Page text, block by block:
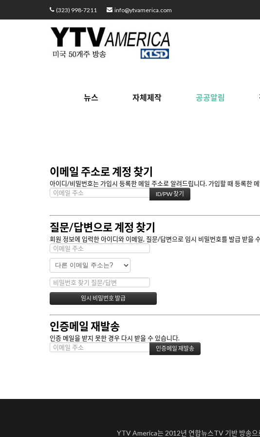
(323) 998-7211 info@ytvamerica.com
뉴스 자체제작 공공알림
이메일 주소로 계정 찾기
아이디/비밀번호는 가입시 등록한 메일 주소로 알려드립니다. 가입할 때 등록한
질문/답변으로 계정 찾기
회원 정보에 입력한 아이디와 이메일, 질문/답변으로 임시 비밀번호를 발급 받을
인증메일 재발송
인증 메일을 받지 못한 경우 다시 받을 수 있습니다.
YTV America는 2012년 연합뉴스TV 기반 방송으